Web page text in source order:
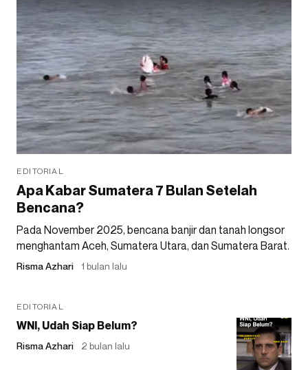
EDITORIAL
Apa Kabar Sumatera 7 Bulan Setelah
Bencana?
Pada November 2025, bencana banjir dan tanah longsor
menghantam Aceh, Sumatera Utara, dan Sumatera Barat.
Risma Azhari 1 bulan lalu
EDITORIAL
WNI, Udah Siap Belum?
Risma Azhari 2 bulan lalu